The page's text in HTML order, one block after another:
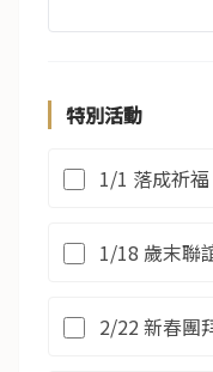
特別活動
1/1 落成祈福
1/18 歲末聯
2/22 新春團